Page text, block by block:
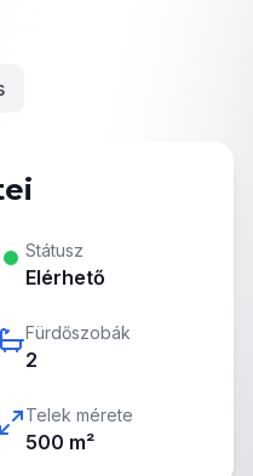
Státusz
Elérhető
Fürdőszobák
2
Telek mérete
500 m²